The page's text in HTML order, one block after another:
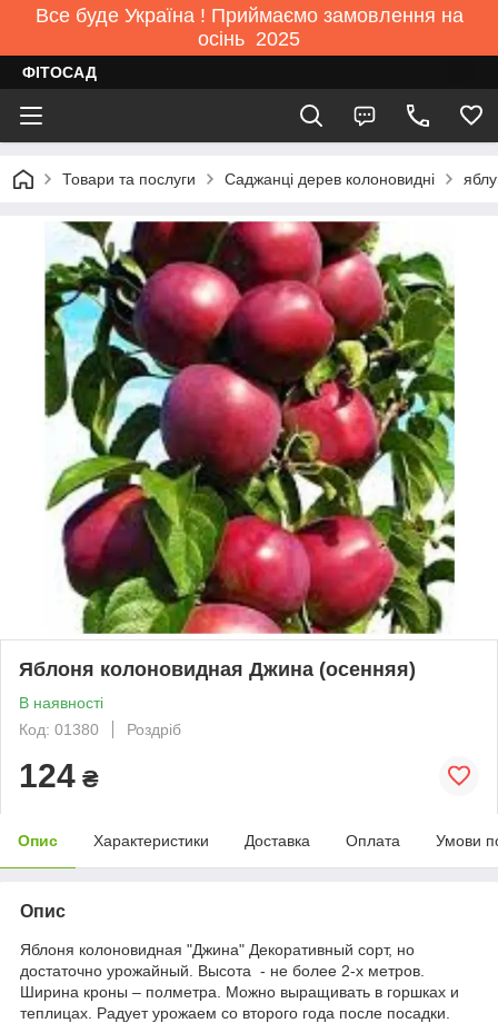
Все буде Україна ! Приймаємо замовлення на
осінь 2025
ФІТОСАД
Товари та послуги Саджанці дерев колоновидні
Яблоня колоновидная Джина (осенняя)
В наявності
Код: 01380
Роздріб
124 ₴
Опис Характеристики Доставка Оплата Умови
Опис
Яблоня колоновидная "Джина" Декоративный сорт, но
достаточно урожайный. Высота - не более 2-х метров.
Ширина кроны – полметра. Можно выращивать в горшках и
теплицах. Радует урожаем со второго года после посадки.